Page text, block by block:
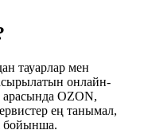
тауарлар мен
онлайн-
арасында OZON,
ең танымал,
бойынша.